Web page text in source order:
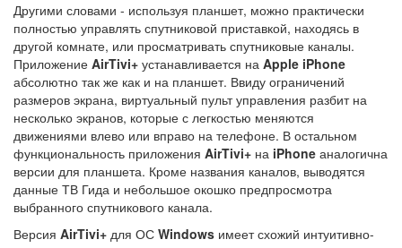
Другими словами - используя планшет, можно практически
полностью управлять спутниковой приставкой, находясь в
другой комнате, или просматривать спутниковые каналы.
Приложение AirTivi+ устанавливается на Apple iPhone
абсолютно так же как и на планшет. Ввиду ограничений
размеров экрана, виртуальный пульт управления разбит на
несколько экранов, которые с легкостью меняются
движениями влево или вправо на телефоне. В остальном
функциональность приложения AirTivi+ на iPhone аналогична
версии для планшета. Кроме названия каналов, выводятся
данные ТВ Гида и небольшое окошко предпросмотра
выбранного спутникового канала.
Версия AirTivi+ для ОС Windows имеет схожий интуитивно-